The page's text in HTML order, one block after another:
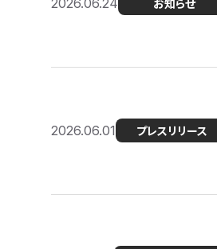
2026.06.24 お知らせ
2026.06.01 プレスリリース